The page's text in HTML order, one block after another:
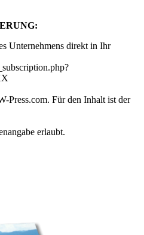
Unternehmens direkt in Ihr
Press.com. Für den Inhalt ist der
erlaubt.